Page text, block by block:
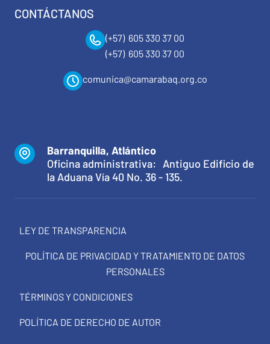
CONTÁCTANOS
(+57) 605 330 37 00
(+57) 605 330 37 00
comunica@camarabaq.org.co
Barranquilla, Atlántico
Oficina administrativa: Antiguo Edificio de
la Aduana Vía 40 No. 36 - 135.
LEY DE TRANSPARENCIA
POLÍTICA DE PRIVACIDAD Y TRATAMIENTO DE DATOS
PERSONALES
TÉRMINOS Y CONDICIONES
POLÍTICA DE DERECHO DE AUTOR